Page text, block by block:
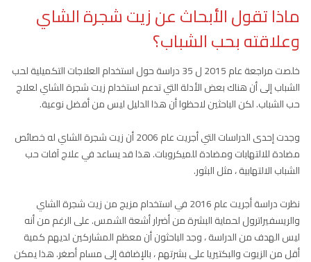
ماذا تقول الأبحاث عن زيت شجرة الشاي
وعلاقته بحب الشباب؟
خلصت مراجعة عام 2015 ل 35 دراسة حول استخدام العلاجات التكميلية لحب
الشباب إلى أن هناك بعض الأدلة التي تدعم استخدام زيت شجرة الشاي لعلاج
حب الشباب. لكن الباحثين لاحظوا أن هذا الدليل ليس من أفضل نوعية.
وجدت إحدى الدراسات التي أجريت عام 2006 أن زيت شجرة الشاي له خصائص
مضادة للالتهابات ومضادة للميكروبات. هذا قد يساعد في علاج آفات حب
الشباب الالتهابية ، مثل البثور.
نظرت دراسة أجريت عام 2016 في استخدام مزيج من زيت شجرة الشاي
والريسفيراترول لحماية البشرة من أضرار أشعة الشمس. على الرغم من أنه
ليس الهدف من الدراسة ، وجد الباحثون أن معظم المشاركين لديهم كمية
أقل من الزيوت والبكتيريا على بشرتهم ، بالإضافة إلى مسام أصغر. هذا يمكن